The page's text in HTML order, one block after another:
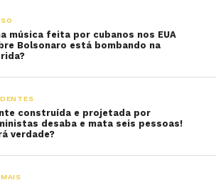
música feita por cubanos nos EUA
Bolsonaro está bombando na
construída e projetada por
desaba e mata seis pessoas!
verdade?